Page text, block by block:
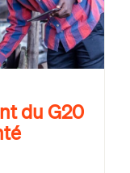
du G20